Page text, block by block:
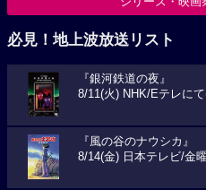
必見！地上波放送リスト
『銀河鉄道の夜』
8/11(火) NHK/Eテレに
『風の谷のナウシカ』
8/14(金) 日本テレビ/金